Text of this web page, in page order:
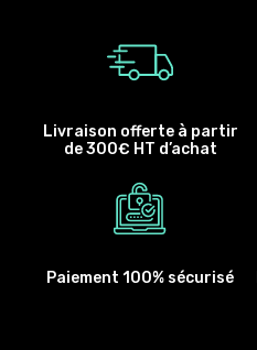
Livraison offerte à partir
de 300€ HT d’achat
Paiement 100% sécurisé